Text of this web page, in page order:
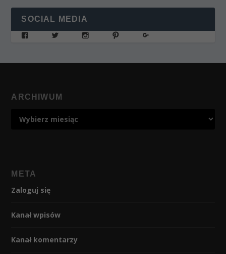
SOCIAL MEDIA
ARCHIWUM
META
Zaloguj się
Kanał wpisów
Kanał komentarzy